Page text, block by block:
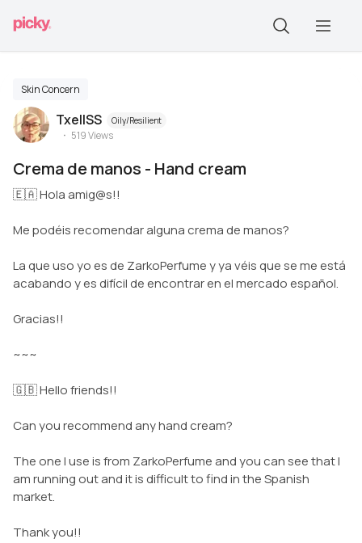
Skin Concern
TxellSS Oily/Resilient
519Views
Crema de manos - Hand cream
🇪🇦 Hola amig@s!!
Me podéis recomendar alguna crema de manos?
La que uso yo es de ZarkoPerfume y ya véis que se me está
acabando y es difícil de encontrar en el mercado español.
Gracias!!
~~~
🇬🇧 Hello friends!!
Can you recommend any hand cream?
The one I use is from ZarkoPerfume and you can see that I
am running out and it is difficult to find in the Spanish
market.
Thank you!!